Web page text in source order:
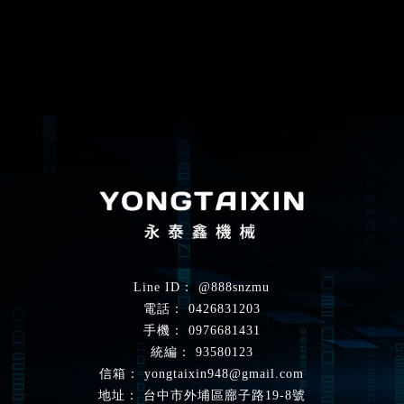
@888snzmu
0426831203
0976681431
93580123
yongtaixin948@gmail.com
台中市外埔區廍子路19-8號